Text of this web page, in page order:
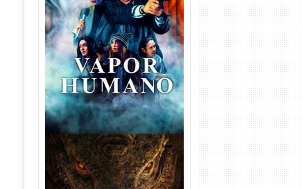
Vapor Humano 1ª Temporada
Torrent (2026) WEB-DL 1080p
Dual Áudio